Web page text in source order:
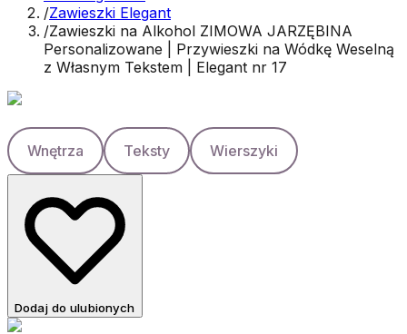
/Zawieszki Elegant
/Zawieszki na Alkohol ZIMOWA JARZĘBINA
Personalizowane | Przywieszki na Wódkę Weselną
z Własnym Tekstem | Elegant nr 17
Wnętrza Teksty Wierszyki
Dodaj do ulubionych